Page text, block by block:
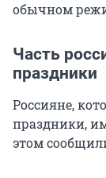
обычном
Часть
праздники
Россияне,
праздники,
этом